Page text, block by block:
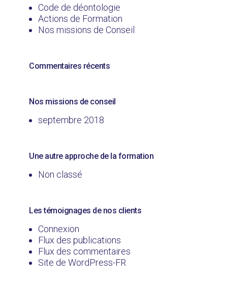
Code de déontologie
Actions de Formation
Nos missions de Conseil
Commentaires récents
Nos missions de conseil
septembre 2018
Une autre approche de la formation
Non classé
Les témoignages de nos clients
Connexion
Flux des publications
Flux des commentaires
Site de WordPress-FR